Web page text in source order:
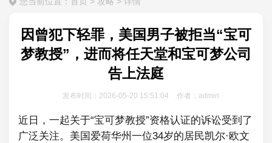
因曾犯下轻罪，美国男子被拒当“宝可
梦教授”，进而将任天堂和宝可梦公司
告上法庭
发布时间：2026-05-20 15:51:04 作者：admin
近日，一起关于“宝可梦教授”资格认证的诉讼受到了
广泛关注。美国爱荷华州一位34岁的居民凯尔·欧文